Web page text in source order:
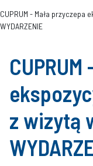
CUPRUM - Mała przyczepa
WYDARZENIE
z wizytą